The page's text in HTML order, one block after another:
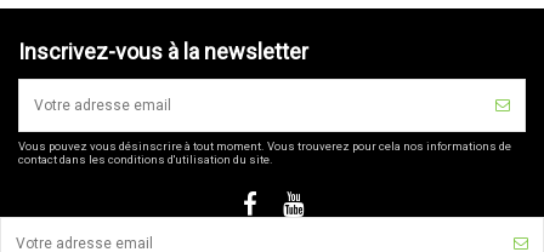
Inscrivez-vous à la newsletter
Vous pouvez vous désinscrire à tout moment. Vous trouverez pour cela nos informations de
contact dans les conditions d'utilisation du site.